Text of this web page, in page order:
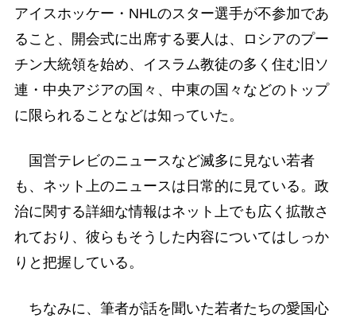
アイスホッケー・NHLのスター選手が不参加であ
ること、開会式に出席する要人は、ロシアのプー
チン大統領を始め、イスラム教徒の多く住む旧ソ
連・中央アジアの国々、中東の国々などのトップ
に限られることなどは知っていた。
国営テレビのニュースなど滅多に見ない若者
も、ネット上のニュースは日常的に見ている。政
治に関する詳細な情報はネット上でも広く拡散さ
れており、彼らもそうした内容についてはしっか
りと把握している。
ちなみに、筆者が話を聞いた若者たちの愛国心